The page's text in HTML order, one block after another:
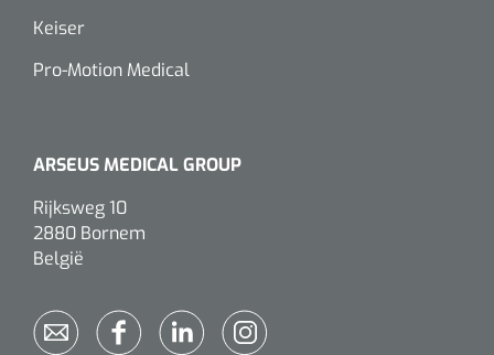
Keiser
Pro-Motion Medical
ARSEUS MEDICAL GROUP
Rijksweg 10
2880 Bornem
België